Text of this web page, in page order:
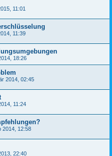
11:01
11:39
18:26
2014, 02:45
11:24
2014, 12:58
22:40